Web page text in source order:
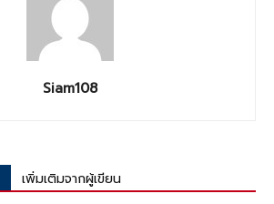
Siam108
เพิ่มเติมจากผู้เขียน